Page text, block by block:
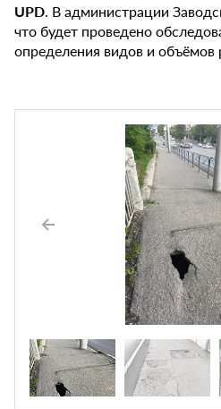
UPD. В администрации
что будет проведено
определения видов и объёмов